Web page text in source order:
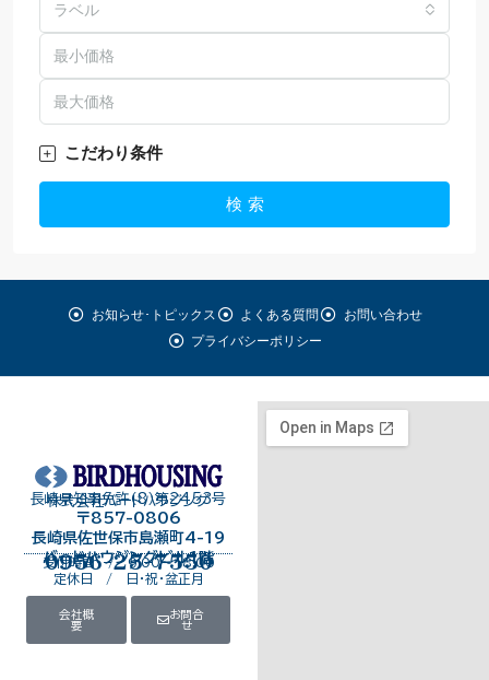
ラベル
こだわり条件
検 索
お知らせ･トピックス よくある質問
お問い合わせ
プライバシーポリシー
長崎県知事免許（8）第2453号
株式会社バードハウジング
〒857-0806
長崎県佐世保市島瀬町4-19
バードハウジングビル１階
0956-25-7550
受付時間 / 9:00～18:00
定休日 / 日・祝・盆正月
会社概
要
お問合
せ